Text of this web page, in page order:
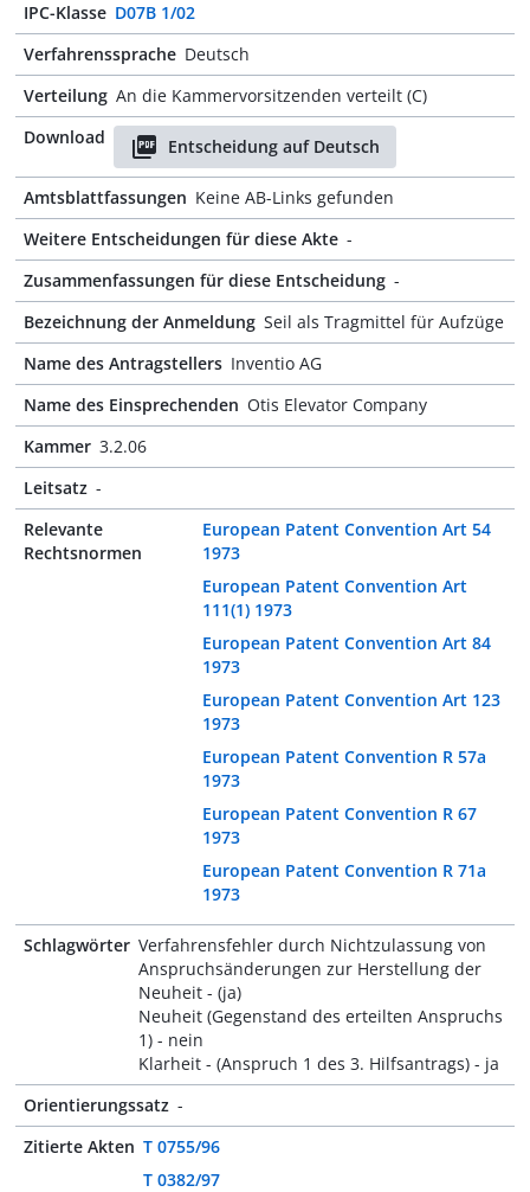
IPC-Klasse D07B 1/02
Verfahrenssprache Deutsch
Verteilung An die Kammervorsitzenden verteilt (C)
Download
Entscheidung auf Deutsch
Amtsblattfassungen Keine AB-Links gefunden
Weitere Entscheidungen für diese Akte -
Zusammenfassungen für diese Entscheidung -
Bezeichnung der Anmeldung Seil als Tragmittel für Aufzüge
Name des Antragstellers Inventio AG
Name des Einsprechenden Otis Elevator Company
Kammer 3.2.06
Leitsatz -
Relevante
Rechtsnormen
European Patent Convention Art 54
1973
European Patent Convention Art
111(1) 1973
European Patent Convention Art 84
1973
European Patent Convention Art 123
1973
European Patent Convention R 57a
1973
European Patent Convention R 67
1973
European Patent Convention R 71a
1973
Schlagwörter Verfahrensfehler durch Nichtzulassung von
Anspruchsänderungen zur Herstellung der
Neuheit - (ja)
Neuheit (Gegenstand des erteilten Anspruchs
1) - nein
Klarheit - (Anspruch 1 des 3. Hilfsantrags) - ja
Orientierungssatz -
Zitierte Akten T 0755/96
T 0382/97